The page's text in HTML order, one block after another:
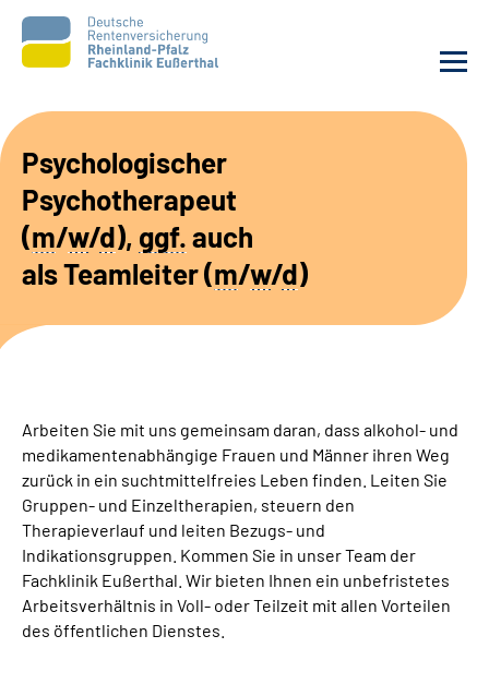
Unsere Angebote
Ihre Rehabilitation
Suche
Leichte Sprache
Gebärdensprache
Psychologischer
Psychotherapeut
(m/w/d), ggf.auch
alsTeamleiter (m/w/d)
Arbeiten Sie mit uns gemeinsam daran, dass alkohol- und
medikamentenabhängige Frauen und Männer ihren Weg
zurück in ein suchtmittelfreies Leben finden. Leiten Sie
Gruppen- und Einzeltherapien, steuern den
Therapieverlauf und leiten Bezugs- und
Indikationsgruppen. Kommen Sie in unserTeam der
Fachklinik Eußerthal. Wir bieten Ihnen ein unbefristetes
Arbeitsverhältnis in Voll- oder Teilzeit mit allen Vorteilen
des öffentlichen Dienstes.